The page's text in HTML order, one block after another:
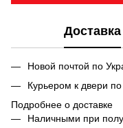
Доставка
Новой почтой по
Курьером к двери
Подробнее о доставке
Наличными при